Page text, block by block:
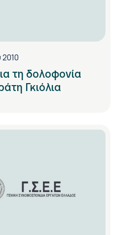
2010
τη δολοφονία
Γκιόλια